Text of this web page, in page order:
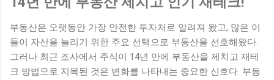
부동산은 오랫동안 가장 안전한 투자처로 알려져 왔고, 많은 이
들이 자산을 늘리기 위한 주요 선택으로 부동산을 선호해왔다.
그러나 최근 조사에서 주식이 14년 만에 부동산을 제치고 재테
크 방법으로 지목된 것은 변화를 나타내는 중요한 신호다. 부동